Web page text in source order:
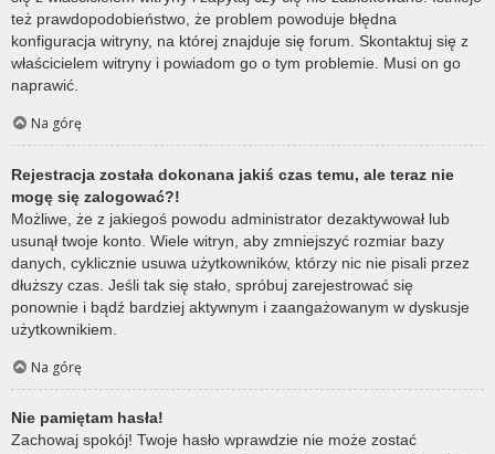
też prawdopodobieństwo, że problem powoduje błędna
konfiguracja witryny, na której znajduje się forum. Skontaktuj się z
właścicielem witryny i powiadom go o tym problemie. Musi on go
naprawić.
Na górę
Rejestracja została dokonana jakiś czas temu, ale teraz nie
mogę się zalogować?!
Możliwe, że z jakiegoś powodu administrator dezaktywował lub
usunął twoje konto. Wiele witryn, aby zmniejszyć rozmiar bazy
danych, cyklicznie usuwa użytkowników, którzy nic nie pisali przez
dłuższy czas. Jeśli tak się stało, spróbuj zarejestrować się
ponownie i bądź bardziej aktywnym i zaangażowanym w dyskusje
użytkownikiem.
Na górę
Nie pamiętam hasła!
Zachowaj spokój! Twoje hasło wprawdzie nie może zostać